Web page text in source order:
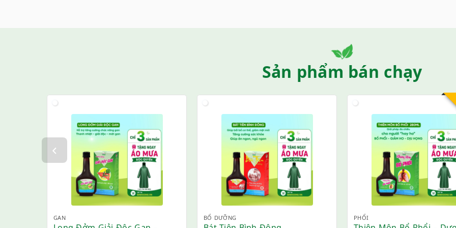
Sản phẩm bán chạy
GAN BỔ DƯỠNG PHỔI